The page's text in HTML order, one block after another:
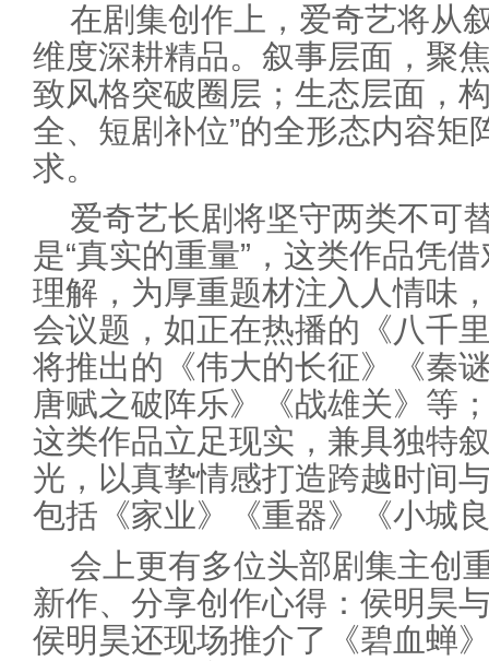
在剧集创作上，爱奇艺将从
维度深耕精品。叙事层面，聚
致风格突破圈层；生态层面，
全、短剧补位”的全形态内容矩
求。
爱奇艺长剧将坚守两类不可
是“真实的重量”，这类作品凭
理解，为厚重题材注入人情味
会议题，如正在热播的《八千
将推出的《伟大的长征》《秦
唐赋之破阵乐》《战雄关》等
这类作品立足现实，兼具独特
光，以真挚情感打造跨越时间
包括《家业》《重器》《小城
会上更有多位头部剧集主创
新作、分享创作心得：侯明昊
侯明昊还现场推介了《碧血蝉